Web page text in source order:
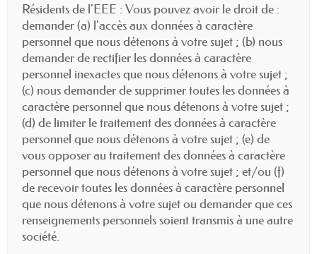
Résidents de l'EEE : Vous pouvez avoir le droit de :
demander (a) l'accès aux données à caractère
personnel que nous détenons à votre sujet ; (b) nous
demander de rectifier les données à caractère
personnel inexactes que nous détenons à votre sujet ;
(c) nous demander de supprimer toutes les données à
caractère personnel que nous détenons à votre sujet ;
(d) de limiter le traitement des données à caractère
personnel que nous détenons à votre sujet ; (e) de
vous opposer au traitement des données à caractère
personnel que nous détenons à votre sujet ; et/ou (f)
de recevoir toutes les données à caractère personnel
que nous détenons à votre sujet ou demander que ces
renseignements personnels soient transmis à une autre
société.